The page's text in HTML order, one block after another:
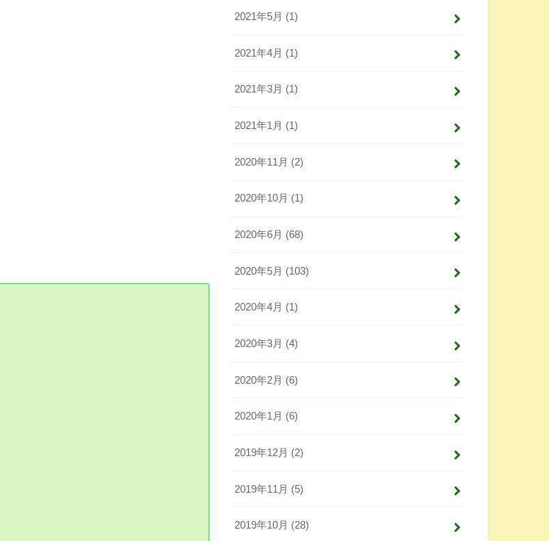
2021年5月 (1)
2021年4月 (1)
2021年3月 (1)
2021年1月 (1)
2020年11月 (2)
2020年10月 (1)
2020年6月 (68)
2020年5月 (103)
2020年4月 (1)
2020年3月 (4)
2020年2月 (6)
2020年1月 (6)
2019年12月 (2)
2019年11月 (5)
2019年10月 (28)